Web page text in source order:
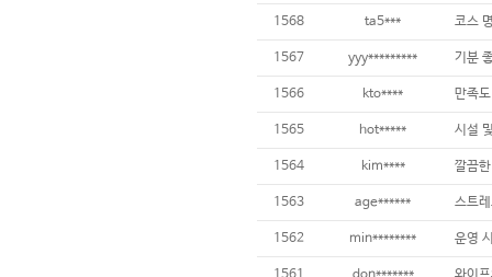
1568 ta5***
1567 yyy********* 기분
1566 kto**** 만족
1565 hot*****
1564 kim****
1563 age****** 스트
1562 min********